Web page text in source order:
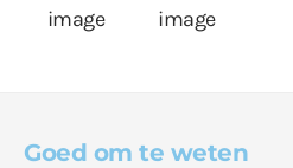
Goed om te weten